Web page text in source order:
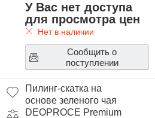
У Вас нет доступа
для просмотра цен
Нет в наличии
Сообщить о
поступлении
Пилинг-скатка на
основе зеленого чая
DEOPROCE Premium